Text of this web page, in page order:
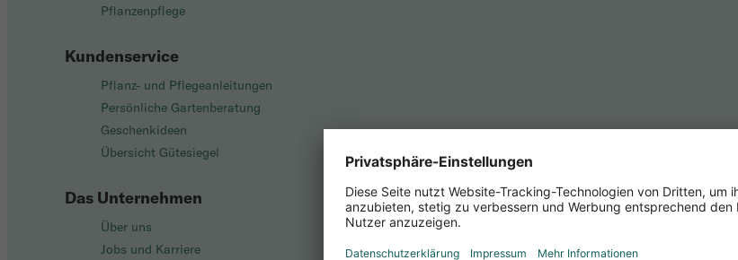
Pflanzenpflege
Kundenservice
Pflanz- und Pflegeanleitungen
Persönliche Gartenberatung
Geschenkideen
Übersicht Gütesiegel
Das Unternehmen
Über uns
Jobs und Karriere